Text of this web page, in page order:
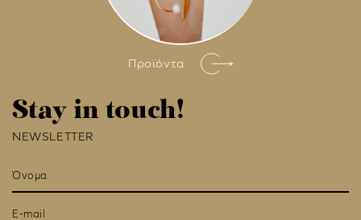
Προϊόντα
Stay in touch!
NEWSLETTER